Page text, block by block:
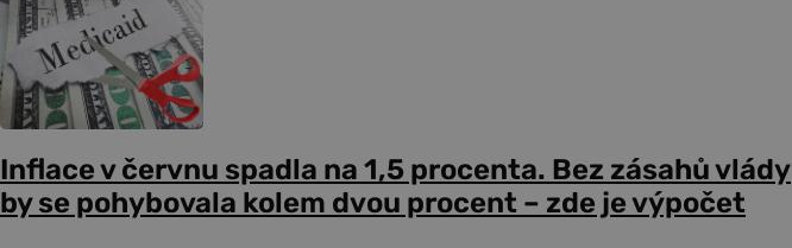
Inflace v červnu spadla na 1,5 procenta. Bez zásahů vlády
by se pohybovala kolem dvou procent – zde je výpočet